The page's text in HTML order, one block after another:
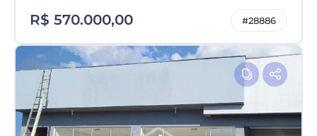
R$ 570.000,00 #28886